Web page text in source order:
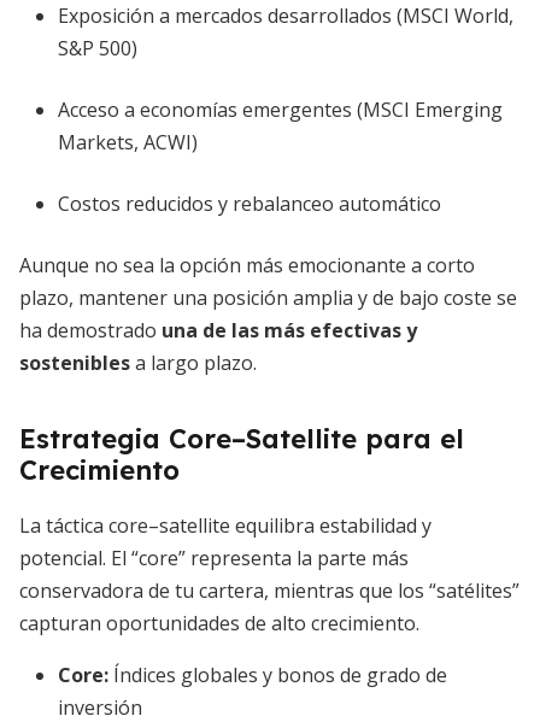
Exposición a mercados desarrollados (MSCI World,
S&P 500)
Acceso a economías emergentes (MSCI Emerging
Markets, ACWI)
Costos reducidos y rebalanceo automático
Aunque no sea la opción más emocionante a corto
plazo, mantener una posición amplia y de bajo coste se
ha demostrado una de las más efectivas y
sosteniblesa largo plazo.
Estrategia Core–Satellite para el
Crecimiento
La táctica core–satellite equilibra estabilidad y
potencial. El “core” representa la parte más
conservadora de tu cartera, mientras que los “satélites”
capturan oportunidades de alto crecimiento.
Core: Índices globales y bonos de grado de
inversión